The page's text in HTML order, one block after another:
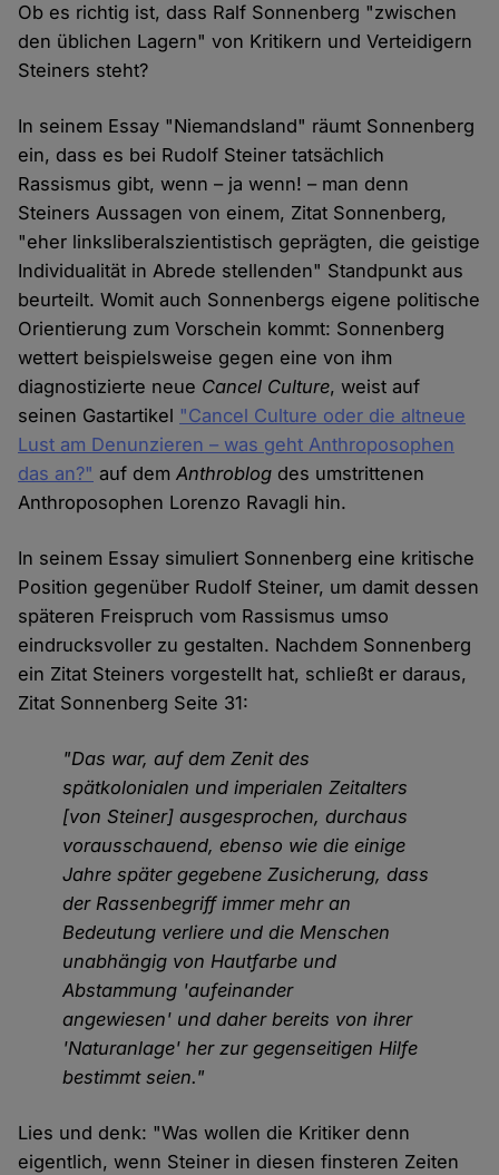
Ob es richtig ist, dass Ralf Sonnenberg "zwischen
den üblichen Lagern" von Kritikern und Verteidigern
Steiners steht?
In seinem Essay "Niemandsland" räumt Sonnenberg
ein, dass es bei Rudolf Steiner tatsächlich
Rassismus gibt, wenn – ja wenn! – man denn
Steiners Aussagen von einem, Zitat Sonnenberg,
"eher linksliberal­szien­tistisch geprägten, die geistige
Individualität in Abrede stel­lenden" Standpunkt aus
beurteilt. Womit auch Sonnenbergs eigene politische
Orientierung zum Vorschein kommt: Sonnenberg
wettert beispielsweise gegen eine von ihm
diagnostizierte neue Cancel Culture, weist auf
seinen Gastartikel "Cancel Culture oder die altneue
Lust am Denunzieren – was geht Anthroposophen
das an?" auf demAnthroblog des umstrittenen
Anthroposophen Lorenzo Ravagli hin.
In seinem Essay simuliert Sonnenberg eine kritische
Position gegenüber Rudolf Steiner, um damit dessen
späteren Freispruch vom Rassismus umso
eindrucksvoller zu gestalten. Nachdem Sonnenberg
ein Zitat Steiners vorgestellt hat, schließt er daraus,
Zitat Sonnenberg Seite 31:
"Das war, auf dem Zenit des
spätkolonialen und imperialen Zeit­alters
[von Steiner] ausgesprochen, durchaus
vorausschauend, ebenso wie die einige
Jahre später gegebene Zusicherung, dass
der Rassen­begriff immer mehr an
Bedeutung verliere und die Menschen
unabhängig von Hautfarbe und
Abstammung 'aufeinander
angewiesen' und daher bereits von ihrer
'Naturanlage' her zur gegenseitigen Hilfe
bestimmt seien."
Lies und denk: "Was wollen die Kritiker denn
eigentlich, wenn Steiner in diesen finsteren Zeiten